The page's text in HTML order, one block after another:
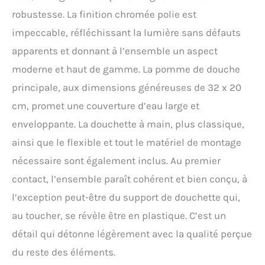
en hauteur, les trous de
perçage existants peuvent
être utilisés. Durée de vie :
5 ans. Vous trouverez les
conditions de garantie
sous « Informations
techniques
supplémentaires » dans
les instructions de
montage (français non
garanti). Les droits de
intacts. Depuis plus de 40
ans, le fabricant allemand
pour le domaine sanitaire.
À notre emplacement de
nous contacter pour toute
robustesse. La finition chromée polie est
impeccable, réfléchissant la lumière sans défauts
apparents et donnant à l’ensemble un aspect
moderne et haut de gamme. La pomme de douche
principale, aux dimensions généreuses de 32 x 20
cm, promet une couverture d’eau large et
enveloppante. La douchette à main, plus classique,
ainsi que le flexible et tout le matériel de montage
nécessaire sont également inclus. Au premier
contact, l’ensemble paraît cohérent et bien conçu, à
l’exception peut-être du support de douchette qui,
au toucher, se révèle être en plastique. C’est un
détail qui détonne légèrement avec la qualité perçue
du reste des éléments.